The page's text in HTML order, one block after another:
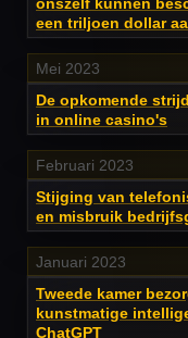
een triljoen dollar
Mei 2023
De opkomende
in online casino's
Februari 2023
Stijging van
en misbruik
Januari 2023
Tweede kamer
kunstmatige
ChatGPT